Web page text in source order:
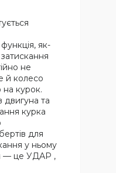
як-
не
й колесо
на курок.
двигуна та
курка
для
у ньому
— це УДАР ,